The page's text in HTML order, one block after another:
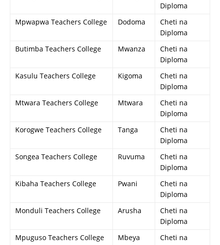
Diploma
Mpwapwa Teachers College
Dodoma
Cheti na
Diploma
Butimba Teachers College
Mwanza
Cheti na
Diploma
Kasulu Teachers College
Kigoma
Cheti na
Diploma
Mtwara Teachers College
Mtwara
Cheti na
Diploma
Korogwe Teachers College
Tanga
Cheti na
Diploma
Songea Teachers College
Ruvuma
Cheti na
Diploma
Kibaha Teachers College
Pwani
Cheti na
Diploma
Monduli Teachers College
Arusha
Cheti na
Diploma
Mpuguso Teachers College
Mbeya
Cheti na